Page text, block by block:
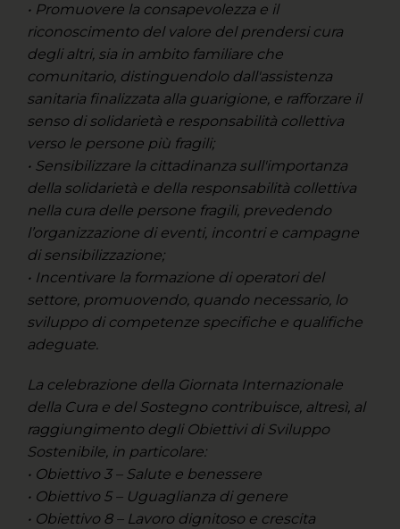
• Promuovere la consapevolezza e il
riconoscimento del valore del prendersi cura
degli altri, sia in ambito familiare che
comunitario, distinguendolo dall'assistenza
sanitaria finalizzata alla guarigione, e rafforzare il
senso di solidarietà e responsabilità collettiva
verso le persone più fragili;
• Sensibilizzare la cittadinanza sull'importanza
della solidarietà e della responsabilità collettiva
nella cura delle persone fragili, prevedendo
l’organizzazione di eventi, incontri e campagne
di sensibilizzazione;
• Incentivare la formazione di operatori del
settore, promuovendo, quando necessario, lo
sviluppo di competenze specifiche e qualifiche
adeguate.
La celebrazione della Giornata Internazionale
della Cura e del Sostegno contribuisce, altresì, al
raggiungimento degli Obiettivi di Sviluppo
Sostenibile, in particolare:
• Obiettivo 3 – Salute e benessere
• Obiettivo 5 – Uguaglianza di genere
• Obiettivo 8 – Lavoro dignitoso e crescita